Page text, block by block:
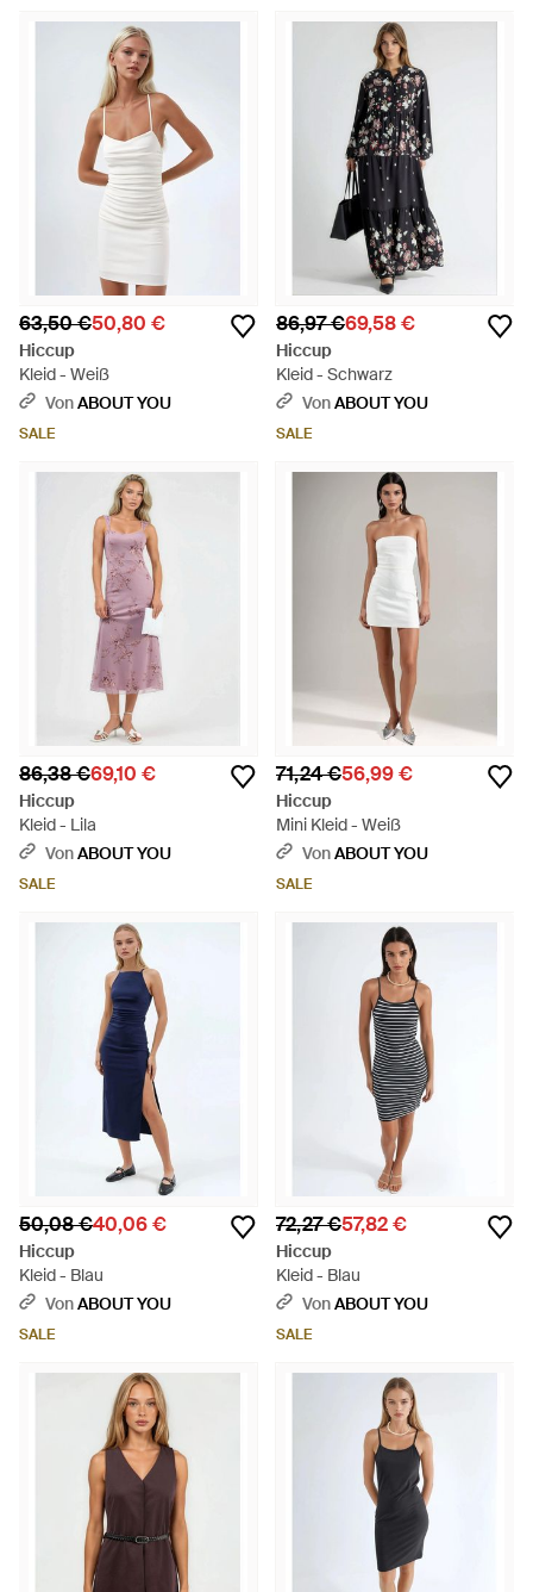
63,50 €50,80 €
Hiccup
Kleid - Weiß
VonABOUT YOU
SALE
86,97 €69,58 €
Hiccup
Kleid - Schwarz
VonABOUT YOU
SALE
86,38 €69,10 €
Hiccup
Kleid - Lila
VonABOUT YOU
SALE
71,24 €56,99 €
Hiccup
Mini Kleid - Weiß
VonABOUT YOU
SALE
50,08 €40,06 €
Hiccup
Kleid - Blau
VonABOUT YOU
SALE
72,27 €57,82 €
Hiccup
Kleid - Blau
VonABOUT YOU
SALE